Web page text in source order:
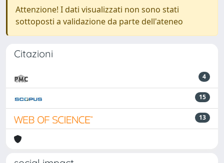
Attenzione! I dati visualizzati non sono stati
sottoposti a validazione da parte dell'ateneo
Citazioni
4
15
13